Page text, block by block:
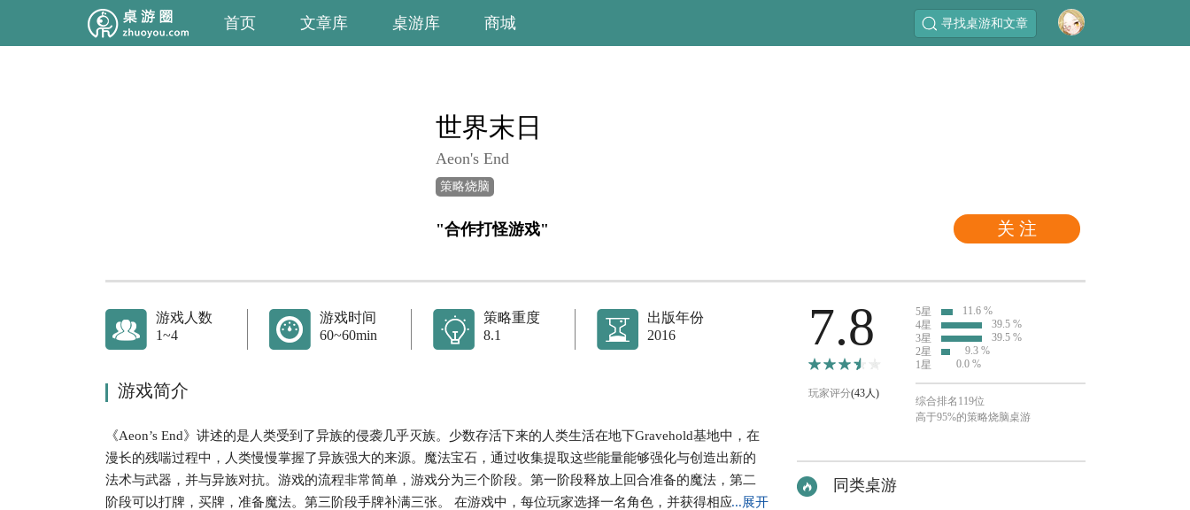
首页 文章库 桌游库 商城 寻找桌游和文章
关 注
世界末日
Aeon's End
策略烧脑
"合作打怪游戏"
游戏人数
1~4
游戏时间
60~60min
策略重度
8.1
出版年份
2016
游戏简介
《Aeon’s End》讲述的是人类受到了异族的侵袭几乎灭族。少数存活下来的人类生活在地下Gravehold基地中，在
漫长的残喘过程中，人类慢慢掌握了异族强大的来源。魔法宝石，通过收集提取这些能量能够强化与创造出新的
法术与武器，并与异族对抗。游戏的流程非常简单，游戏分为三个阶段。第一阶段释放上回合准备的魔法，第二
阶段可以打牌，买牌，准备魔法。第三阶段手牌补满三张。 在游戏中，每位玩家选择一名角色，并获得相应的角
...展开
7.8
玩家评分(43人)
5星
11.6 %
4星
39.5 %
3星
39.5 %
2星
9.3 %
1星
0.0 %
综合排名119位
高于95%的策略烧脑桌游
同类桌游